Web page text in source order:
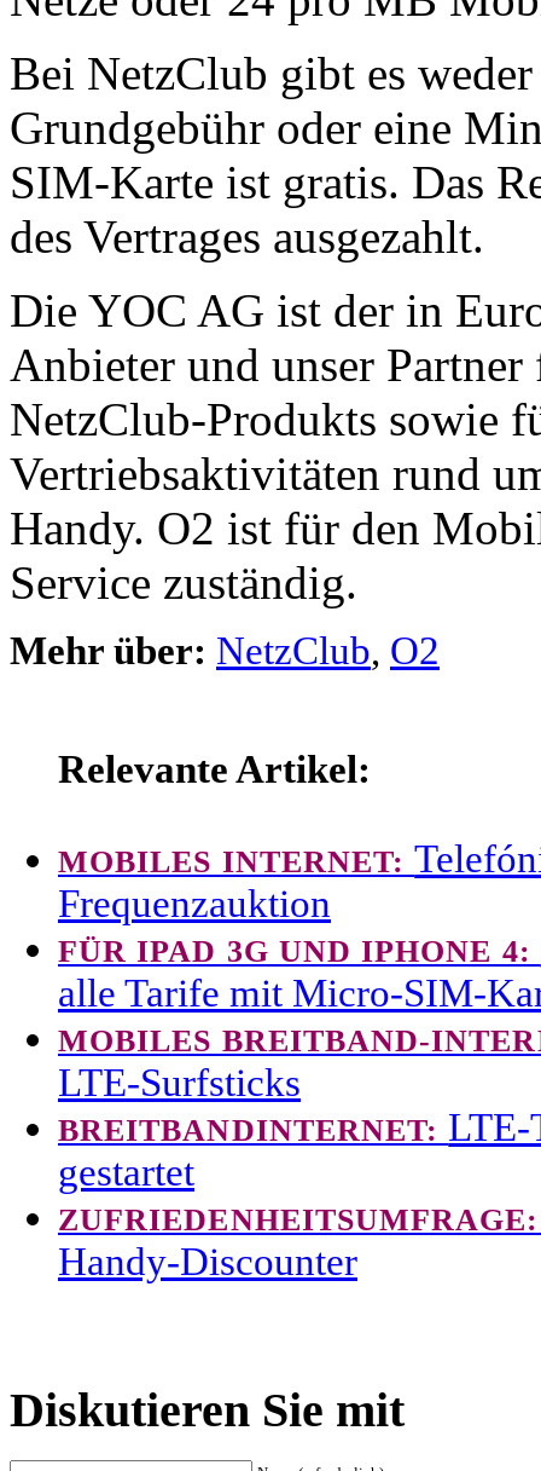
Bei NetzClub gibt es
Grundgebühr oder eine
SIM-Karte ist gratis. Das
des Vertrages ausgezahlt.
Die YOC AG ist der in
Anbieter und unser
NetzClub-Produkts sowie
Vertriebsaktivitäten rund
Handy. O2 ist für den
Service zuständig.
Mehr über: NetzClub, O2
Relevante Artikel:
MOBILES INTERNET:
Frequenzauktion
FÜR IPAD 3G UND IPHONE 4:
alle Tarife mit Micro-SIM-
MOBILES BREITBAND-
LTE-Surfsticks
BREITBANDINTERNET: LTE-
gestartet
Handy-Discounter
Diskutieren Sie mit